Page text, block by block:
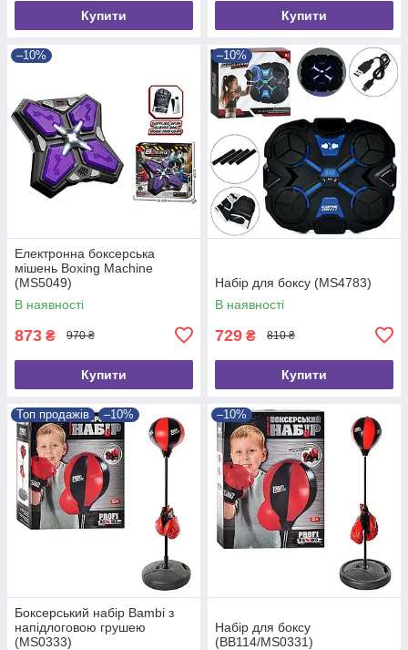
Купити Купити
–10%
Електронна боксерська
мішень Boxing Machine
(MS5049)
В наявності
873 ₴ 970 ₴
Купити
–10%
Набір для боксу (MS4783)
В наявності
729 ₴ 810 ₴
Купити
Топ продажів –10%
Боксерський набір Bambi з
напідлоговою грушею
(MS0333)
–10%
Набір для боксу
(BB114/MS0331)